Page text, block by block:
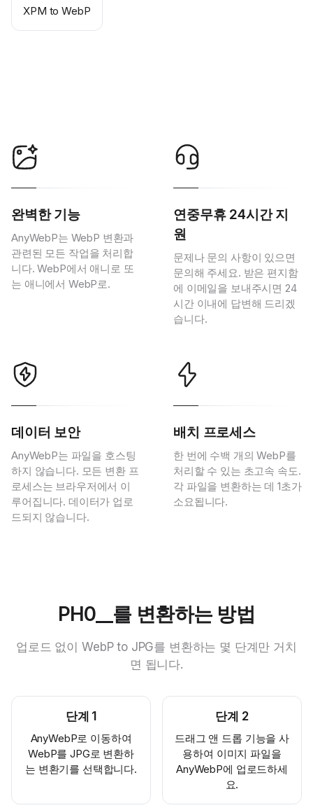
XPM to WebP
완벽한 기능
AnyWebP는 WebP 변환과
관련된 모든 작업을 처리합
니다. WebP에서 애니로 또
는 애니에서 WebP로.
연중무휴 24시간 지
원
문제나 문의 사항이 있으면
문의해 주세요. 받은 편지함
에 이메일을 보내주시면 24
시간 이내에 답변해 드리겠
습니다.
데이터 보안
AnyWebP는 파일을 호스팅
하지 않습니다. 모든 변환 프
로세스는 브라우저에서 이
루어집니다. 데이터가 업로
드되지 않습니다.
배치 프로세스
한 번에 수백 개의 WebP를
처리할 수 있는 초고속 속도.
각 파일을 변환하는 데 1초가
소요됩니다.
PH0__를 변환하는 방법
업로드 없이 WebP to JPG를 변환하는 몇 단계만 거치
면 됩니다.
단계 1
AnyWebP로 이동하여
WebP를 JPG로 변환하
는 변환기를 선택합니다.
단계 2
드래그 앤 드롭 기능을 사
용하여 이미지 파일을
AnyWebP에 업로드하세
요.